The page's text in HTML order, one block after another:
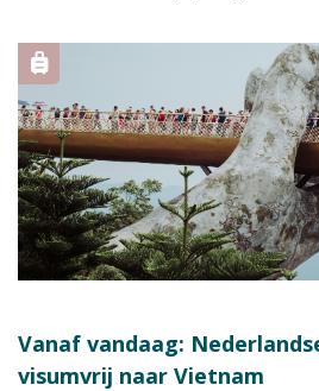
Vanaf vandaag:
visumvrij naar Vietnam